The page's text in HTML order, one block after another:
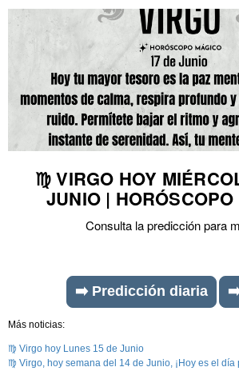
♍ VIRGO HOY
JUNIO |
Consulta la predicción para
➡️ Predicción diaria
Más noticias:
♍ Virgo hoy Lunes 15 de Junio
♍ Virgo, hoy semana del 14 de Junio, ¡Hoy es el